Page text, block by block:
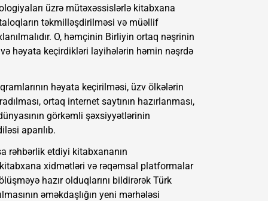
üzrə mütəxəssislərlə kitabxana
təkmilləşdirilməsi və müəllif
O, həmçinin Birliyin ortaq nəşrinin
həyata keçirdikləri layihələrin həmin nəşrdə
həyata keçirilməsi, üzv ölkələrin
ortaq internet saytının hazırlanması,
görkəmli şəxsiyyətlərinin
aparılıb.
rəhbərlik etdiyi kitabxananın
xidmətləri və rəqəmsal platformalar
hazır olduqlarını bildirərək Türk
əməkdaşlığın yeni mərhələsi